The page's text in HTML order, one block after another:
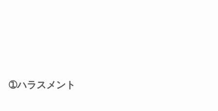
➀ハラスメント